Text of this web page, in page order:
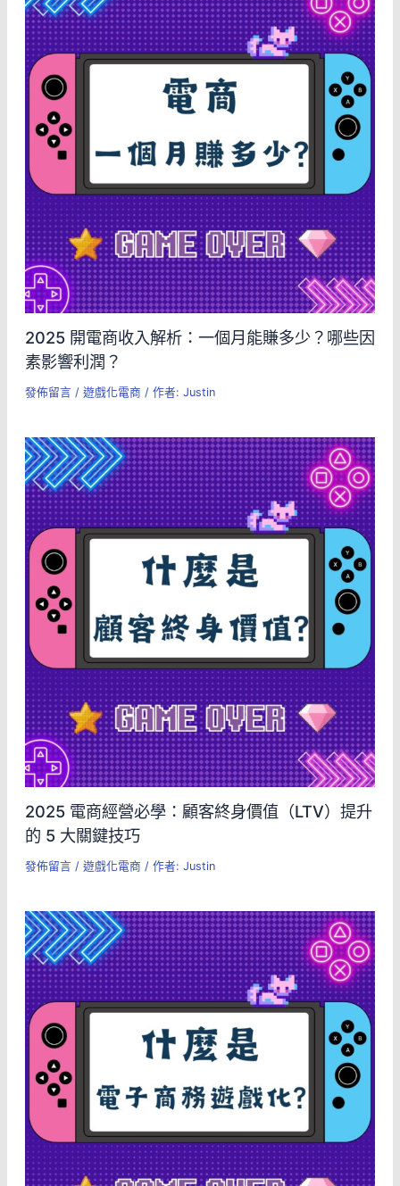
2025 開電商收入解析：一個月能賺多少？哪些因
素影響利潤？
發佈留言 / 遊戲化電商 / 作者: Justin
2025 電商經營必學：顧客終身價值（LTV）提升
的 5 大關鍵技巧
發佈留言 / 遊戲化電商 / 作者: Justin